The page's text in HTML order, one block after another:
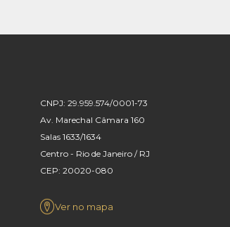
CNPJ: 29.959.574/0001-73
Av. Marechal Câmara 160
Salas 1633/1634
Centro - Rio de Janeiro / RJ
CEP: 20020-080
Ver no mapa